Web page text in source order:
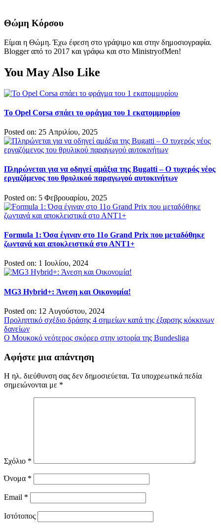
Θώμη Κόρσου
Είμαι η Θώμη. Έχω έφεση στο γράψιμο και στην δημοσιογραφία.
Blogger από το 2017 και γράφω και στο MinistryofMen!
You May Also Like
Το Opel Corsa σπάει το φράγμα του 1 εκατομμυρίου
Posted on: 25 Απριλίου, 2025
Πληρώνεται για να οδηγεί αμάξια της Bugatti – Ο τυχερός νέος
εργαζόμενος του θρυλικού παραγωγού αυτοκινήτων
Posted on: 5 Φεβρουαρίου, 2025
Formula 1: Όσα έγιναν στο 11ο Grand Prix που μεταδόθηκε
ζωντανά και αποκλειστικά στο ΑΝΤ1+
Posted on: 1 Ιουλίου, 2024
MG3 Hybrid+: Άνεση και Οικονομία!
Posted on: 12 Αυγούστου, 2024
Πλοήγηση
άρθρων
Προληπτικό σχέδιο δράσης 4 σημείων κατά της έξαρσης κόκκινων
δανείων
Ο Μουκοκό νεότερος σκόρερ στην ιστορία της Bundesliga
Αφήστε μια απάντηση
Η ηλ. διεύθυνση σας δεν δημοσιεύεται. Τα υποχρεωτικά πεδία
σημειώνονται με *
Σχόλιο *
Όνομα *
Email *
Ιστότοπος